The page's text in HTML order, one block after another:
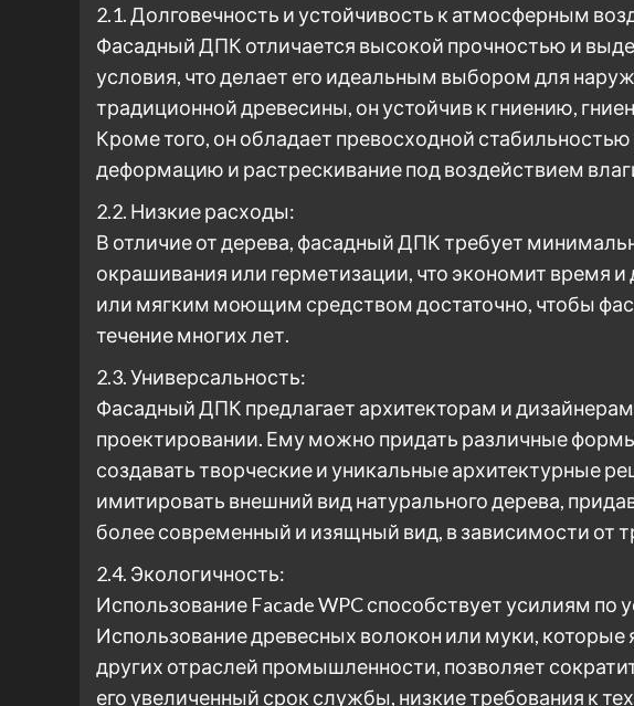
2.1. Долговечность и устойчивость к атмосферным
Фасадный ДПК отличается высокой прочностью и
условия, что делает его идеальным выбором для
традиционной древесины, он устойчив к гниению,
Кроме того, он обладает превосходной
деформацию и растрескивание под воздействием
2.2. Низкие расходы:
В отличие от дерева, фасадный ДПК требует
окрашивания или герметизации, что экономит время и
или мягким моющим средством достаточно, чтобы
течение многих лет.
2.3. Универсальность:
Фасадный ДПК предлагает архитекторам и
проектировании. Ему можно придать различные
создавать творческие и уникальные архитектурные
имитировать внешний вид натурального дерева,
более современный и изящный вид, в зависимости от
2.4. Экологичность:
Использование Facade WPC способствует усилиям по
Использование древесных волокон или муки,
других отраслей промышленности, позволяет
его увеличенный срок службы, низкие требования к